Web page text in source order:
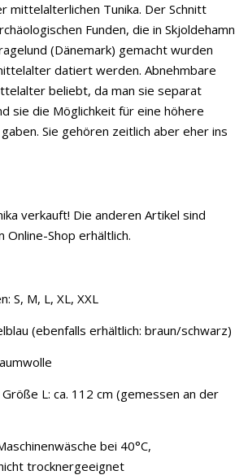
mittelalterlichen Tunika. Der Schnitt
Funden, die in Skjoldehamn
(Dänemark) gemacht wurden
datiert werden. Abnehmbare
beliebt, da man sie separat
sie die Möglichkeit für eine höhere
Sie gehören zeitlich aber eher ins
verkauft! Die anderen Artikel sind
Shop erhältlich.
S, M, L, XL, XXL
(ebenfalls erhältlich: braun/schwarz)
L: ca. 112 cm (gemessen an der
bei 40°C,
trocknergeeignet